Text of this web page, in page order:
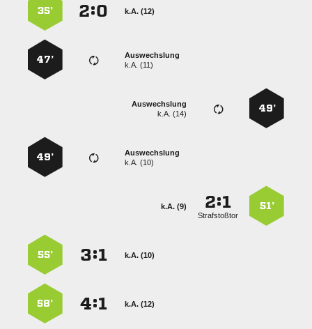
k.A. (12)
:
35’
Auswechslung
k.A. (11)
47’
49’
Auswechslung
k.A. (14)
Auswechslung
k.A. (10)
49’
51’
:
Strafstoßtor
k.A. (9)
k.A. (10)
:
55’
k.A. (12)
:
58’